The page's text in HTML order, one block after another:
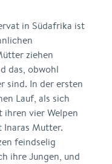
in Südafrika ist
ziehen
das, obwohl
sind. In der ersten
Lauf, als sich
vier Welpen
Inaras Mutter.
feindselig
ihre Jungen, und